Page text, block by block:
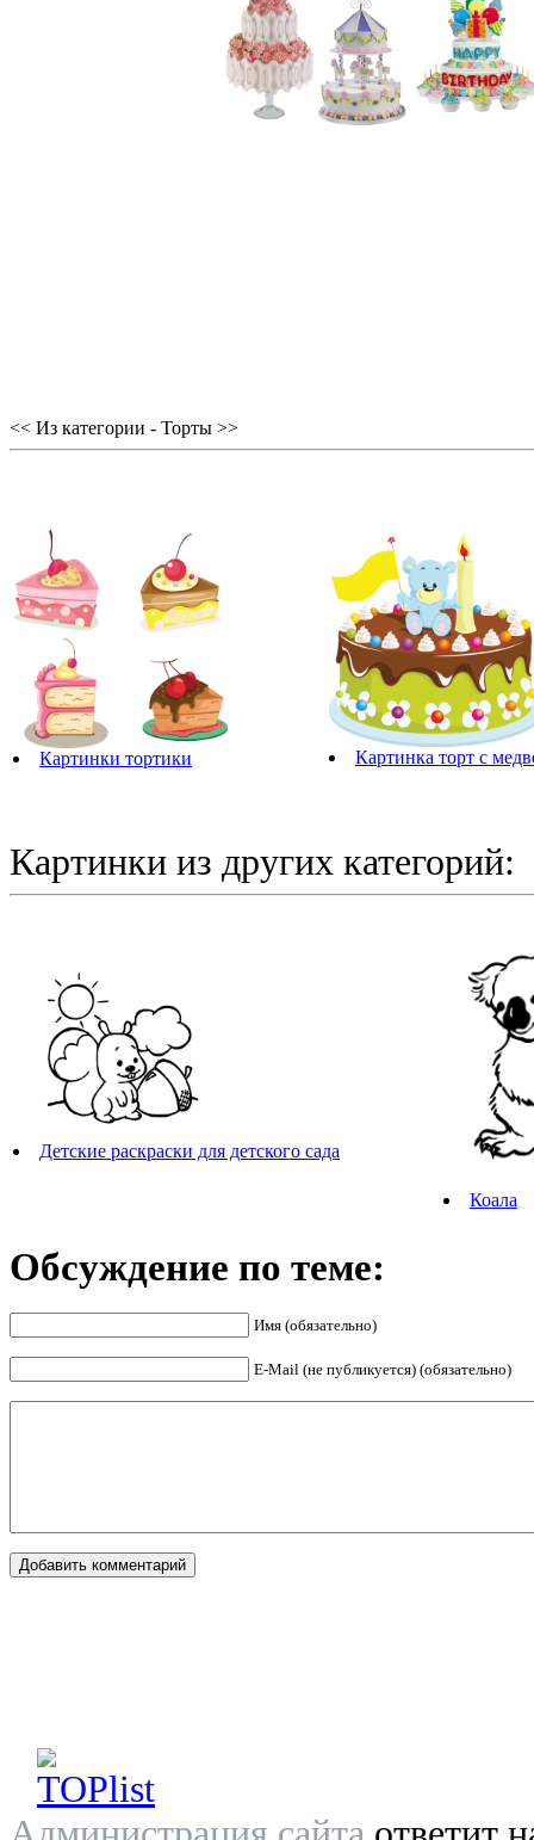
<< Из категории - Торты >>
Картинки тортики Картинка торт с
Картинки из других категорий:
Детские раскраски для детского сада
Коала
Обсуждение по теме:
Имя (обязательно)
E-Mail (не публикуется) (обязательно)